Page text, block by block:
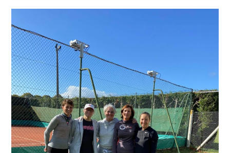
publication :